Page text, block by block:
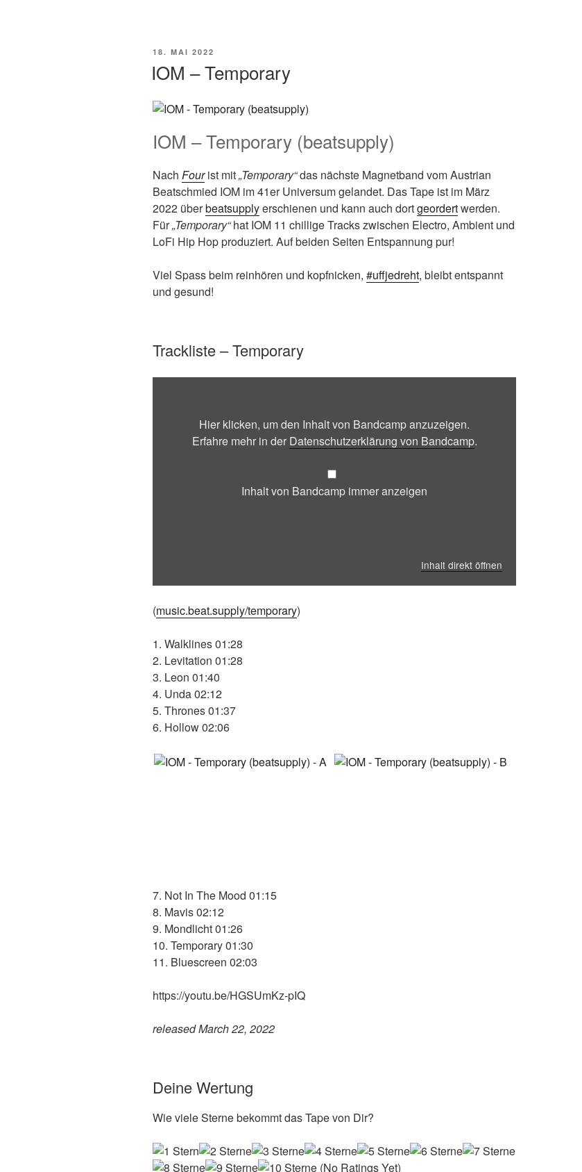
VERÖFFENTLICHT
18. MAI 2022
IOM – Temporary
IOM – Temporary (beatsupply)
Nach Fourist mit„Temporary“das nächste Magnetband vom Austrian
Beatschmied IOM im 41er Universum gelandet. Das Tape ist im März
2022 überbeatsupplyerschienen und kann auch dortgeordertwerden.
Für„Temporary“hat IOM 11 chillige Tracks zwischen Electro, Ambient und
LoFi Hip Hop produziert. Auf beiden Seiten Entspannung pur!
Viel Spass beim reinhören und kopfnicken, #uffjedreht, bleibt entspannt
und gesund!
Trackliste – Temporary
Bandcamp
anzeigen
Hier klicken, um den Inhalt von Bandcamp anzuzeigen.
Erfahre mehr in der Datenschutzerklärung von Bandcamp.
Inhalt von Bandcamp immer anzeigen
Inhalt direkt öffnen
(music.beat.supply/temporary)
1. Walklines 01:28
2. Levitation 01:28
3. Leon 01:40
4. Unda 02:12
5. Thrones 01:37
6. Hollow 02:06
7. Not In The Mood 01:15
8. Mavis 02:12
9. Mondlicht 01:26
10. Temporary 01:30
11. Bluescreen 02:03
https://youtu.be/HGSUmKz-pIQ
released March 22, 2022
Deine Wertung
Wie viele Sterne bekommt das Tape von Dir?
(No Ratings Yet)